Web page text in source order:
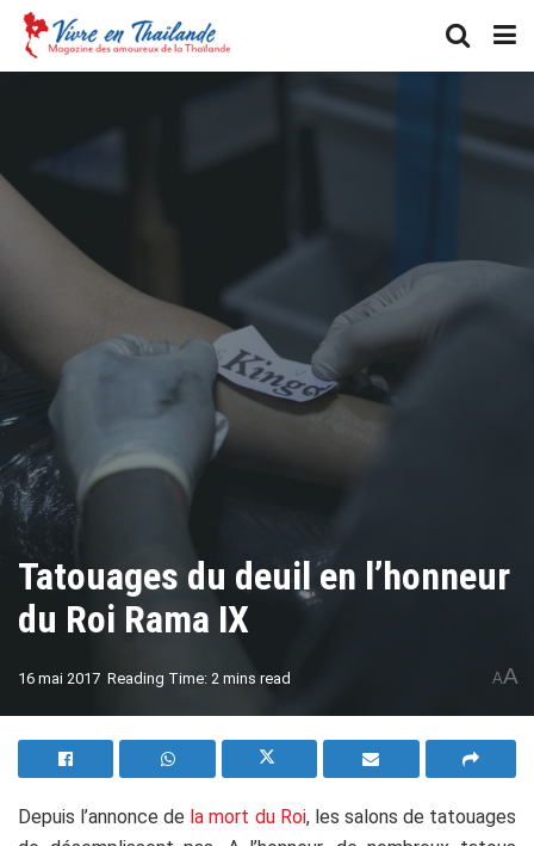
Tatouages du deuil en l’honneur
du Roi Rama IX
16 mai 2017 Reading Time: 2 mins read AA
Depuis l’annonce de la mort du Roi, les salons de tatouages